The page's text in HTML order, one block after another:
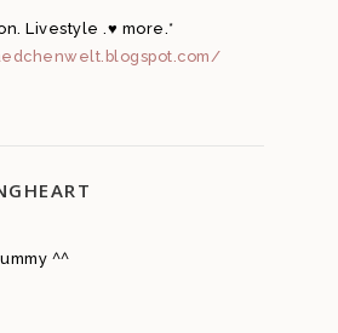
Livestyle .♥ more.*
^^